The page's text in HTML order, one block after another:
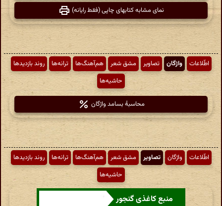
نمای مشابه کتابهای چاپی (فقط رایانه)
اطّلاعات واژگان تصاویر مشق شعر هم‌آهنگ‌ها ترانه‌ها
روند بازدیدها
حاشیه‌ها
محاسبهٔ بسامد واژگان
اطّلاعات واژگان تصاویر مشق شعر هم‌آهنگ‌ها ترانه‌ها
روند بازدیدها
حاشیه‌ها
منبع کاغذی گنجور